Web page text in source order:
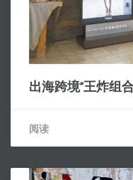
出海跨境“王炸组合
阅读